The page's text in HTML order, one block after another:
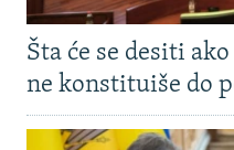
Šta će se desiti
ne konstituiše do